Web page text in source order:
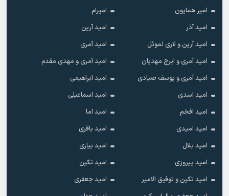
امیر همایون
امیرام
امید آذر
امید آرین
امید آرین و لاری لموئل
امید آمری
امید آمری و ایرج مهدیان
امید آمری و مهدی مقدم
امید آمری و یوسف صیادی
امید ابراهیمی
امید اسدی
امید اسماعیلی
امید افخم
امید اما
امید امیدی
امید باقری
امید بلال
امید بیاری
امید پیروزی
امید تکین
امید تکین و توفیق الامیر
امید جعفری